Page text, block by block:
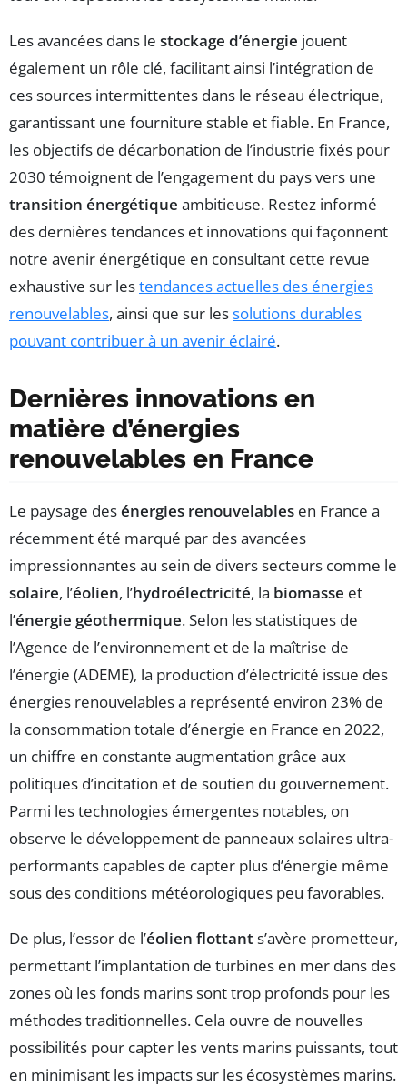
Les avancées dans le stockage d’énergie jouent
également un rôle clé, facilitant ainsi l’intégration de
ces sources intermittentes dans le réseau électrique,
garantissant une fourniture stable et fiable. En France,
les objectifs de décarbonation de l’industrie fixés pour
2030 témoignent de l’engagement du pays vers une
transition énergétique ambitieuse. Restez informé
des dernières tendances et innovations qui façonnent
notre avenir énergétique en consultant cette revue
exhaustive sur lestendances actuelles des énergies
renouvelables, ainsi que sur lessolutions durables
pouvant contribuer à un avenir éclairé.
Dernières innovations en
matière d’énergies
renouvelables en France
Le paysage desénergies renouvelables en France a
récemment été marqué par des avancées
impressionnantes au sein de divers secteurs comme le
solaire, l’éolien, l’hydroélectricité, la biomasse et
l’énergie géothermique. Selon les statistiques de
l’Agence de l’environnement et de la maîtrise de
l’énergie (ADEME), la production d’électricité issue des
énergies renouvelables a représenté environ 23% de
la consommation totale d’énergie en France en 2022,
un chiffre en constante augmentation grâce aux
politiques d’incitation et de soutien du gouvernement.
Parmi les technologies émergentes notables, on
observe le développement de panneaux solaires ultra-
performants capables de capter plus d’énergie même
sous des conditions météorologiques peu favorables.
De plus, l’essor de l’éolien flottants’avère prometteur,
permettant l’implantation de turbines en mer dans des
zones où les fonds marins sont trop profonds pour les
méthodes traditionnelles. Cela ouvre de nouvelles
possibilités pour capter les vents marins puissants, tout
en minimisant les impacts sur les écosystèmes marins.